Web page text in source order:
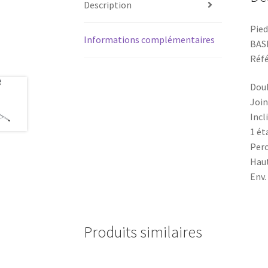
Description
Informations complémentaires
1
Produits similaires